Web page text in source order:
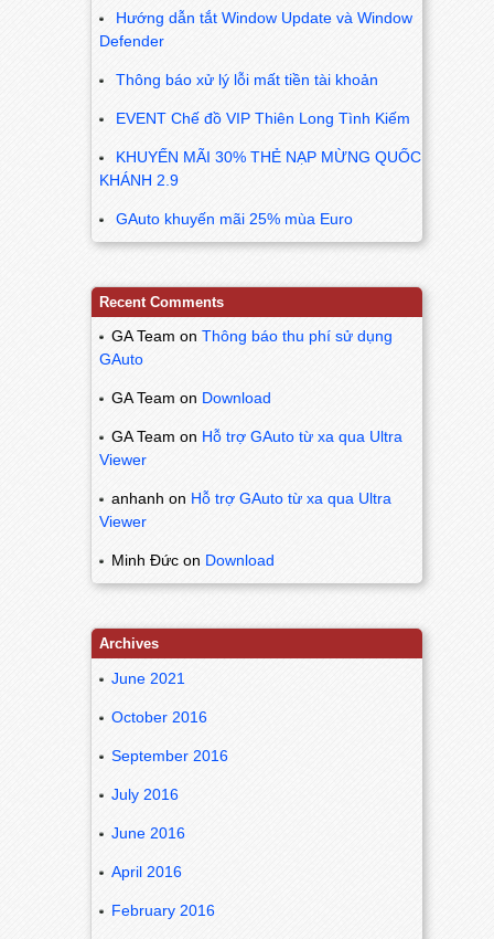
Hướng dẫn tắt Window Update và Window
Defender
Thông báo xử lý lỗi mất tiền tài khoản
EVENT Chế đồ VIP Thiên Long Tình Kiếm
KHUYẾN MÃI 30% THẺ NẠP MỪNG QUỐC
KHÁNH 2.9
GAuto khuyến mãi 25% mùa Euro
Recent Comments
GA Team on Thông báo thu phí sử dụng
GAuto
GA Team on Download
GA Team on Hỗ trợ GAuto từ xa qua Ultra
Viewer
anhanh on Hỗ trợ GAuto từ xa qua Ultra
Viewer
Minh Đức on Download
Archives
June 2021
October 2016
September 2016
July 2016
June 2016
April 2016
February 2016